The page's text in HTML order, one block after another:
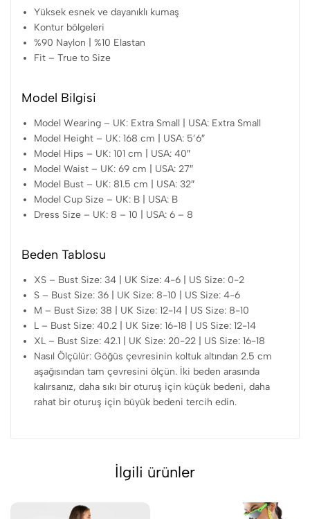
Yüksek esnek ve dayanıklı kumaş
Kontur bölgeleri
%90 Naylon | %10 Elastan
Fit – True to Size
Model Bilgisi
Model Wearing – UK: Extra Small | USA: Extra Small
Model Height – UK: 168 cm | USA: 5’6″
Model Hips – UK: 101 cm | USA: 40″
Model Waist – UK: 69 cm | USA: 27″
Model Bust – UK: 81.5 cm | USA: 32″
Model Cup Size – UK: B | USA: B
Dress Size – UK: 8 – 10 | USA: 6 – 8
Beden Tablosu
XS – Bust Size: 34 | UK Size: 4-6 | US Size: 0-2
S – Bust Size: 36 | UK Size: 8-10 | US Size: 4-6
M – Bust Size: 38 | UK Size: 12-14 | US Size: 8-10
L – Bust Size: 40.2 | UK Size: 16-18 | US Size: 12-14
XL – Bust Size: 42.1 | UK Size: 20-22 | US Size: 16-18
Nasıl Ölçülür: Göğüs çevresinin koltuk altından 2.5 cm
aşağısından tam çevresini ölçün. İki beden arasında
kalırsanız, daha sıkı bir oturuş için küçük bedeni, daha
rahat bir oturuş için büyük bedeni tercih edin.
İlgili ürünler